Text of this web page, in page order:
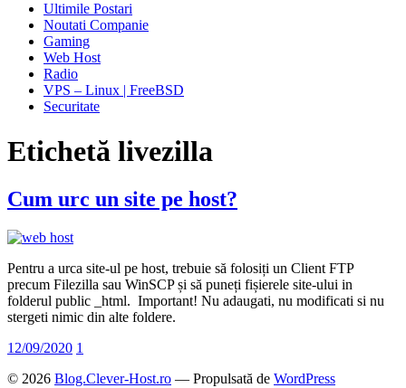
Ultimile Postari
Noutati Companie
Gaming
Web Host
Radio
VPS – Linux | FreeBSD
Securitate
Etichetă livezilla
Cum urc un site pe host?
Pentru a urca site-ul pe host, trebuie să folosiți un Client FTP
precum Filezilla sau WinSCP și să puneți fișierele site-ului in
folderul public _html. Important! Nu adaugati, nu modificati si nu
stergeti nimic din alte foldere.
12/09/2020 1
© 2026 Blog.Clever-Host.ro — Propulsată de WordPress